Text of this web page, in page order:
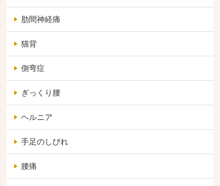
肋間神経痛
猫背
側弯症
ぎっくり腰
ヘルニア
手足のしびれ
腰痛